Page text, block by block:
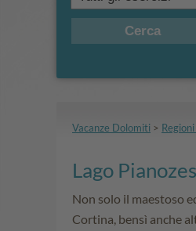
Cerca
Vacanze Dolomiti >
Lago
Non solo il maestoso
Cortina, bensì anche